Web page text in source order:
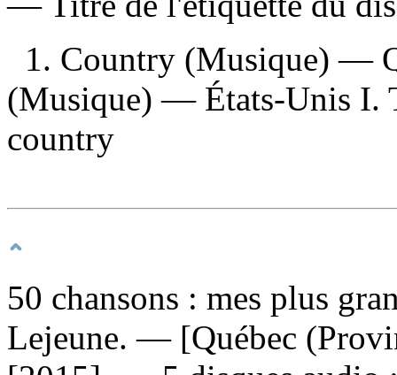
1. Country (Musique) —
(Musique) — États-Unis I.
country
50 chansons : mes plus
Lejeune. — [Québec